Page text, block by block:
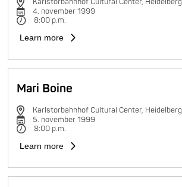
4. november 1999
8:00 p.m.
Learn more
Mari Boine
Karlstorbahnhof Cultural Center, Heidelberg
5. november 1999
8:00 p.m.
Learn more